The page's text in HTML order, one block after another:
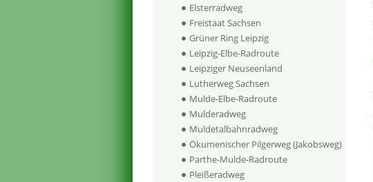
Elsterradweg
Freistaat Sachsen
Grüner Ring Leipzig
Leipzig-Elbe-Radroute
Leipziger Neuseenland
Lutherweg Sachsen
Mulde-Elbe-Radroute
Mulderadweg
Muldetalbahnradweg
Ökumenischer Pilgerweg (Jakobsweg)
Parthe-Mulde-Radroute
Pleißeradweg